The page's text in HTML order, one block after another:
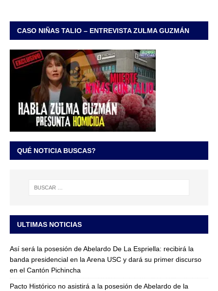
CASO NIÑAS TALIO – ENTREVISTA ZULMA GUZMÁN
QUÉ NOTICIA BUSCAS?
ULTIMAS NOTICIAS
Así será la posesión de Abelardo De La Espriella: recibirá la
banda presidencial en la Arena USC y dará su primer discurso
en el Cantón Pichincha
Pacto Histórico no asistirá a la posesión de Abelardo de la